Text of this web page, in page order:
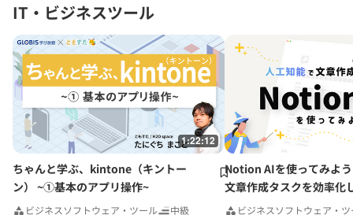
IT・ビジネスツール
1:22:12
ちゃんと学ぶ、kintone（キントー
ン） ~①基本のアプリ操作~
ビジネスソフトウェア・ツール 中級
Notion AIを使ってみよ
文章作成タスクを効率化
ビジネスソフトウェア・